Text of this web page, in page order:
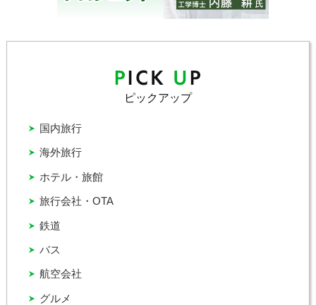
ピックアップ
グルメ
バス
ホテル・旅館
国内旅行
旅行会社・OTA
海外旅行
航空会社
鉄道